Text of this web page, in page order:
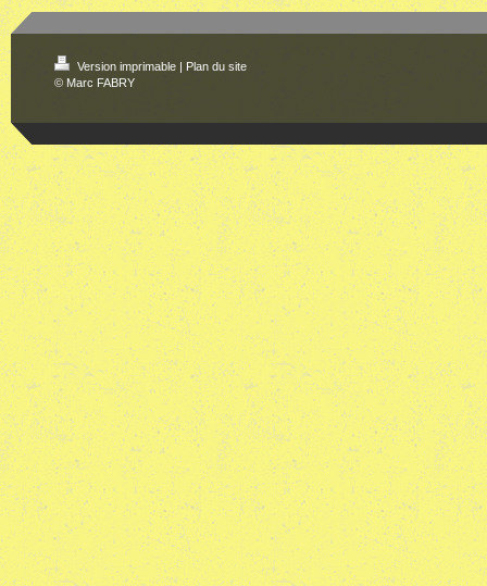
Version imprimable
Plan du site
© Marc FABRY